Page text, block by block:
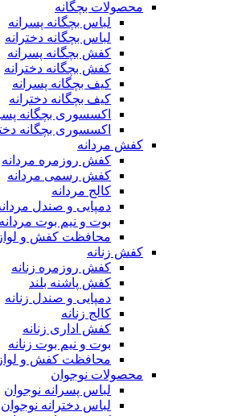
محصولات بچگانه
لباس بچگانه پسرانه
لباس بچگانه دخترانه
کفش بچگانه پسرانه
کفش بچگانه دخترانه
کیف بچگانه پسرانه
کیف بچگانه دخترانه
اکسسوری بچگانه
اکسسوری بچگانه
کفش مردانه
کفش روزمره مردانه
کفش رسمی مردانه
کالج مردانه
دمپایی و صندل
بوت و نیم بوت مردانه
محافظت کفش و
کفش زنانه
کفش روزمره زنانه
کفش پاشنه بلند
دمپایی و صندل زنانه
کالج زنانه
کفش اداری زنانه
بوت و نیم بوت زنانه
محافظت کفش و
محصولات نوجوان
لباس پسرانه نوجوان
لباس دخترانه نوجوان